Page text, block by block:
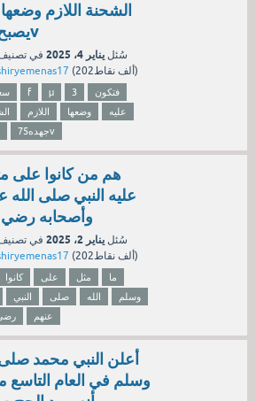
الشحنة اللازم
يصبح جهده 75v
سُئل يناير 4، 2025 في
( 202ألف نقاط)
f μ 3
فتكون
اللازم وضعها
عليه
جهده75v
هم من كانوا على
عليه النبي صلى الله
وأصحابه رضي
سُئل يناير 2، 2025 في
( 202ألف نقاط)
كانوا على مثل
ما
النبي صلى الله
وسلم
عنهم
أعلن النبي محمد صلى
وسلم في العام التاسع